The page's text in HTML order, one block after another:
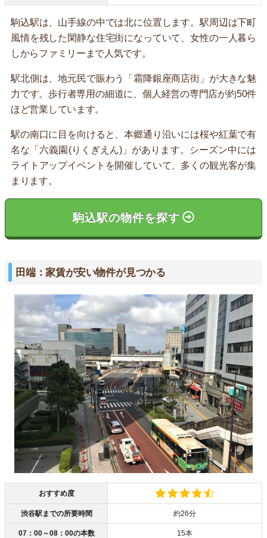
駒込駅は、山手線の中では北に位置します。駅周辺は下町
風情を残した閑静な住宅街になっていて、女性の一人暮ら
しからファミリーまで人気です。
駅北側は、地元民で賑わう「霜降銀座商店街」が大きな魅
力です。歩行者専用の細道に、個人経営の専門店が約50件
ほど営業しています。
駅の南口に目を向けると、本郷通り沿いには桜や紅葉で有
名な「六義園(りくぎえん)」があります。シーズン中には
ライトアップイベントを開催していて、多くの観光客が集
まります。
駒込駅の物件を探す
田端：家賃が安い物件が見つかる
おすすめ度
渋谷駅までの所要時間 約26分
07：00～08：00の本数 15本